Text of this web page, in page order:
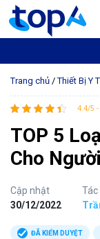
Trang chủ /Thiết Bị Y
4.4/5
TOP 5
Cho
Cập nhật
30/12/2022
ĐÃ KIỂM DUYỆT